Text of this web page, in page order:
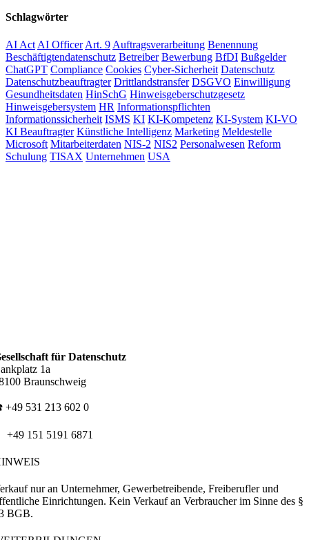
Schlagwörter
AI Act AI Officer Art. 9 Auftragsverarbeitung Benennung
Beschäftigtendatenschutz Betreiber Bewerbung BfDI Bußgelder
ChatGPT Compliance Cookies Cyber-Sicherheit Datenschutz
Datenschutzbeauftragter Drittlandstransfer DSGVO Einwilligung
Gesundheitsdaten HinSchG Hinweisgeberschutzgesetz
Hinweisgebersystem HR Informationspflichten
Informationssicherheit ISMS KI KI-Kompetenz KI-System KI-VO
KI Beauftragter Künstliche Intelligenz Marketing Meldestelle
Microsoft Mitarbeiterdaten NIS-2 NIS2 Personalwesen Reform
Schulung TISAX Unternehmen USA
für Datenschutz
1a
Braunschweig
+49 531 213 602 0
+49 151 5191 6871
nur an Unternehmer, Gewerbetreibende, Freiberufler und
Einrichtungen. Kein Verkauf an Verbraucher im Sinne des §
BGB.